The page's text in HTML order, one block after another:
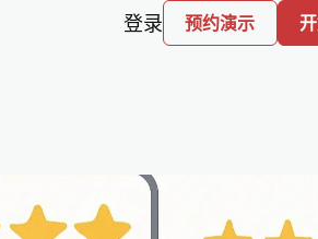
登录 预约演示